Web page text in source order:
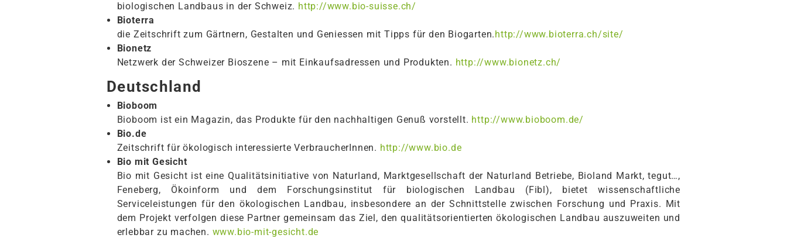
biologischen Landbaus in der Schweiz. http://www.bio-suisse.ch/
Bioterra
die Zeitschrift zum Gärtnern, Gestalten und Geniessen mit Tipps für den Biogarten. http://www.bioterra.ch/site/
Bionetz
Netzwerk der Schweizer Bioszene – mit Einkaufsadressen und Produkten. http://www.bionetz.ch/
Deutschland
Bioboom
Bioboom ist ein Magazin, das Produkte für den nachhaltigen Genuß vorstellt. http://www.bioboom.de/
Bio.de
Zeitschrift für ökologisch interessierte VerbraucherInnen. http://www.bio.de
Bio mit Gesicht
Bio mit Gesicht ist eine Qualitätsinitiative von Naturland, Marktgesellschaft der Naturland Betriebe, Bioland Markt, tegut…,
Feneberg, Ökoinform und dem Forschungsinstitut für biologischen Landbau (Fibl), bietet wissenschaftliche
Serviceleistungen für den ökologischen Landbau, insbesondere an der Schnittstelle zwischen Forschung und Praxis. Mit
dem Projekt verfolgen diese Partner gemeinsam das Ziel, den qualitätsorientierten ökologischen Landbau auszuweiten und
erlebbar zu machen. www.bio-mit-gesicht.de